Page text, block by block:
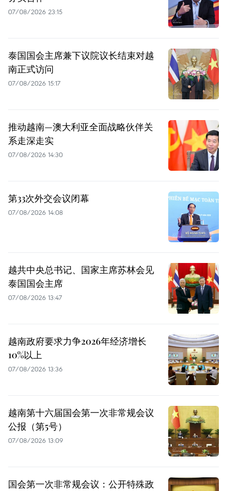
07/08/2026 23:15
泰国国会主席兼下议院议长结束对越
南正式访问
07/08/2026 15:17
推动越南—澳大利亚全面战略伙伴关
系走深走实
07/08/2026 14:30
第33次外交会议闭幕
07/08/2026 14:08
越共中央总书记、国家主席苏林会见
泰国国会主席
07/08/2026 13:47
越南政府要求力争2026年经济增长
10%以上
07/08/2026 13:36
越南第十六届国会第一次非常规会议
公报（第5号）
07/08/2026 13:09
国会第一次非常规会议：公开特殊政